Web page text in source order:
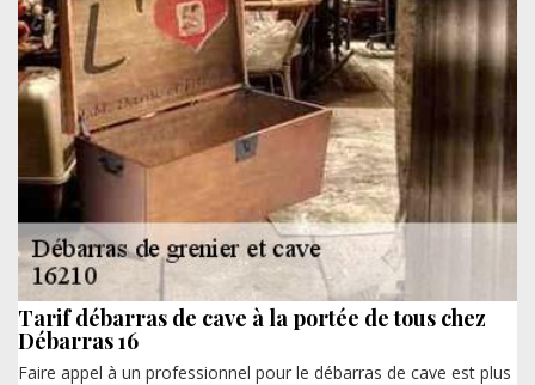
Tarif débarras de cave à la portée de tous chez
Débarras 16
Faire appel à un professionnel pour le débarras de cave est plus